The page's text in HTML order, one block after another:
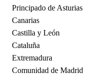
Principado de Asturias
Canarias
Castilla y León
Cataluña
Extremadura
Comunidad de Madrid